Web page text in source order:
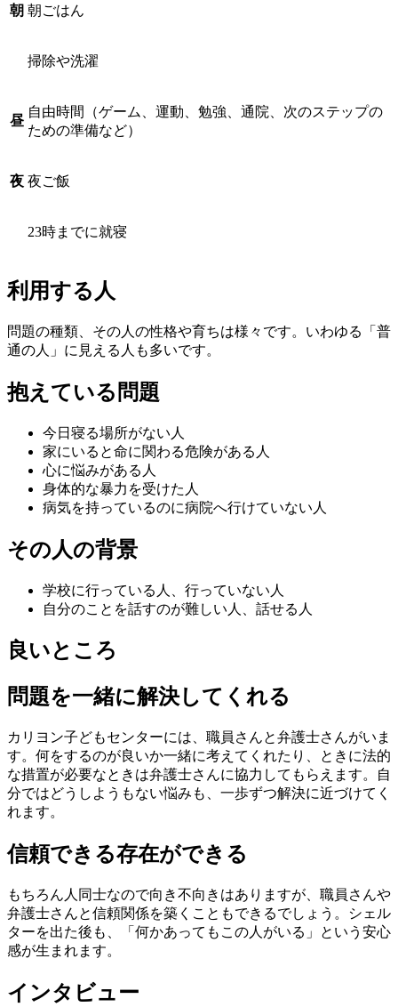
朝 朝ごはん
掃除や洗濯
昼
自由時間（ゲーム、運動、勉強、通院、次のステップの
ための準備など）
夜 夜ご飯
23時までに就寝
利用する人
問題の種類、その人の性格や育ちは様々です。いわゆる「普
通の人」に見える人も多いです。
抱えている問題
今日寝る場所がない人
家にいると命に関わる危険がある人
心に悩みがある人
身体的な暴力を受けた人
病気を持っているのに病院へ行けていない人
その人の背景
学校に行っている人、行っていない人
自分のことを話すのが難しい人、話せる人
良いところ
問題を一緒に解決してくれる
カリヨン子どもセンターには、職員さんと弁護士さんがいま
す。何をするのが良いか一緒に考えてくれたり、ときに法的
な措置が必要なときは弁護士さんに協力してもらえます。自
分ではどうしようもない悩みも、一歩ずつ解決に近づけてく
れます。
信頼できる存在ができる
もちろん人同士なので向き不向きはありますが、職員さんや
弁護士さんと信頼関係を築くこともできるでしょう。シェル
ターを出た後も、「何かあってもこの人がいる」という安心
感が生まれます。
インタビュー